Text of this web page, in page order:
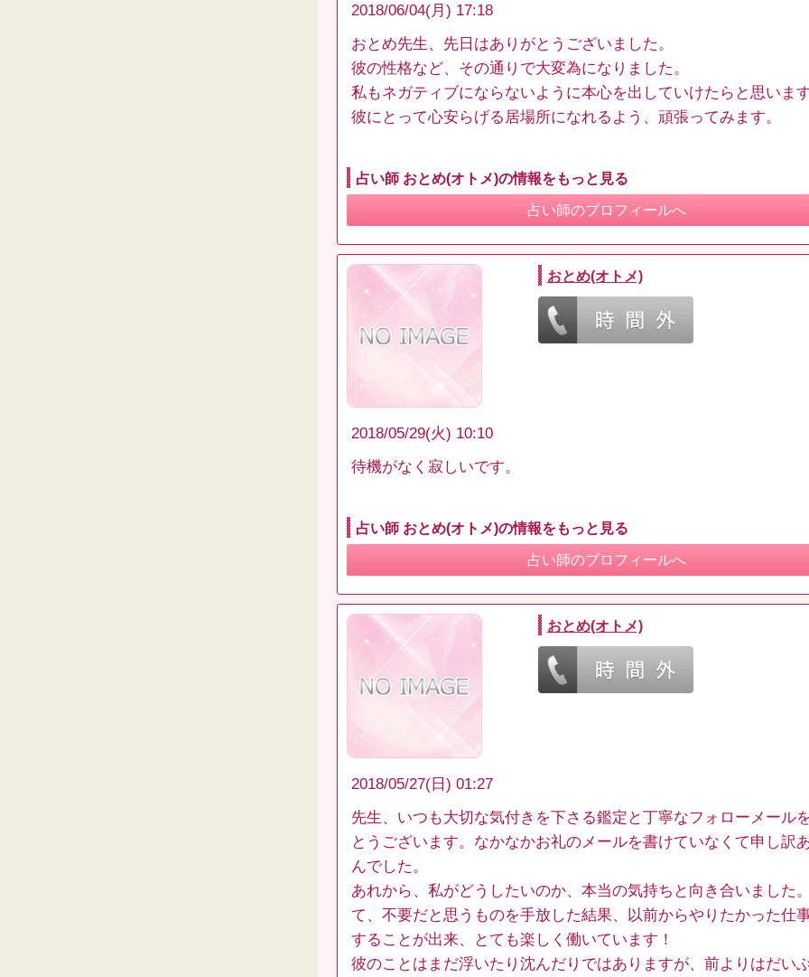
2018/06/04(月) 17:18
おとめ先生、先日はありがとうございました。
彼の性格など、その通りで大変為になりました。
私もネガティブにならないように本心を出していけたらと思いま
彼にとって心安らげる居場所になれるよう、頑張ってみます。
占い師 おとめ(オトメ)の情報をもっと見る
占い師のプロフィールへ
おとめ(オトメ)
2018/05/29(火) 10:10
待機がなく寂しいです。
占い師 おとめ(オトメ)の情報をもっと見る
占い師のプロフィールへ
おとめ(オトメ)
2018/05/27(日) 01:27
先生、いつも大切な気付きを下さる鑑定と丁寧なフォローメール
とうございます。なかなかお礼のメールを書けていなくて申し訳
んでした。
あれから、私がどうしたいのか、本当の気持ちと向き合いました
て、不要だと思うものを手放した結果、以前からやりたかった仕
することが出来、とても楽しく働いています！
彼のことはまだ浮いたり沈んだりではありますが、前よりはだい